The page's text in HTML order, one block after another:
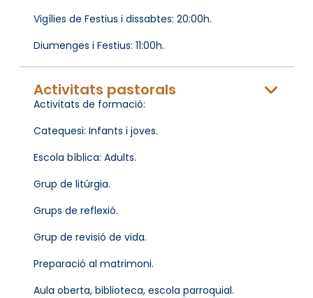
Vigílies de Festius i dissabtes: 20:00h.
Diumenges i Festius: 11:00h.
Activitats pastorals
Activitats de formació:
Catequesi: Infants i joves.
Escola bíblica: Adults.
Grup de litúrgia.
Grups de reflexió.
Grup de revisió de vida.
Preparació al matrimoni.
Aula oberta, biblioteca, escola parroquial.